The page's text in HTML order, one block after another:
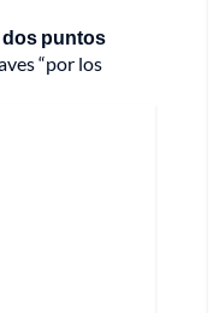
dos puntos
“por los